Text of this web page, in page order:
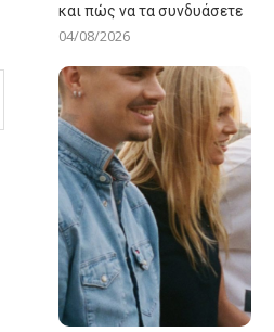
και πώς να τα συνδυάσετε
04/08/2026